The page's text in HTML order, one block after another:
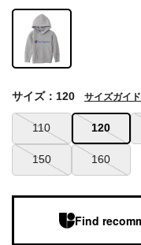
110 120
150 160
サイズ：120 サイズガイ
Find